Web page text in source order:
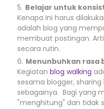
Belajar untuk
Kenapa ini harus
adalah blog yang
membuat postingan.
secara rutin.
Menunbuhkan rasa
Kegiatan blog walking
sesama blogger,
sebagainya. Bagi yang
"menghitung" dan tidak